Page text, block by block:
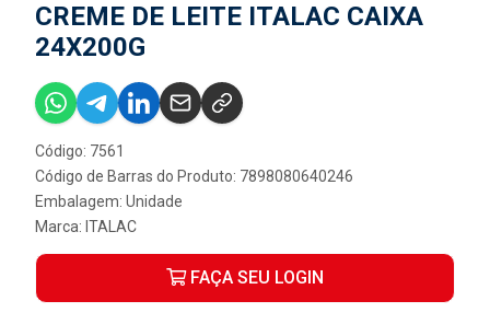
CREME DE LEITE ITALAC CAIXA
24X200G
Código: 7561
Código de Barras do Produto: 7898080640246
Embalagem: Unidade
Marca: ITALAC
FAÇA SEU LOGIN